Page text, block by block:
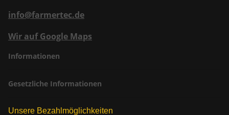
info@farmertec.de
Wir auf Google Maps
Informationen
Gesetzliche Informationen
Unsere Bezahlmöglichkeiten